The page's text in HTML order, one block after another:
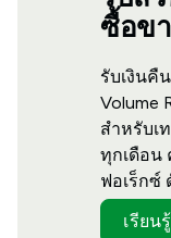
ซื้อข
รับเงินคื
Volume
สำหรับเ
ทุกเดือน
ฟอเร็ก
เรียน